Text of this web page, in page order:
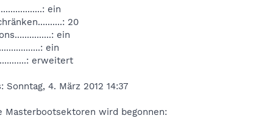
ein
20
ein
ein
erweitert
Sonntag, 4. März 2012 14:37
Masterbootsektoren wird begonnen: